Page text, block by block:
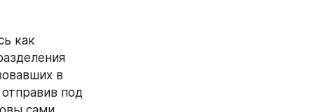
как
в
под